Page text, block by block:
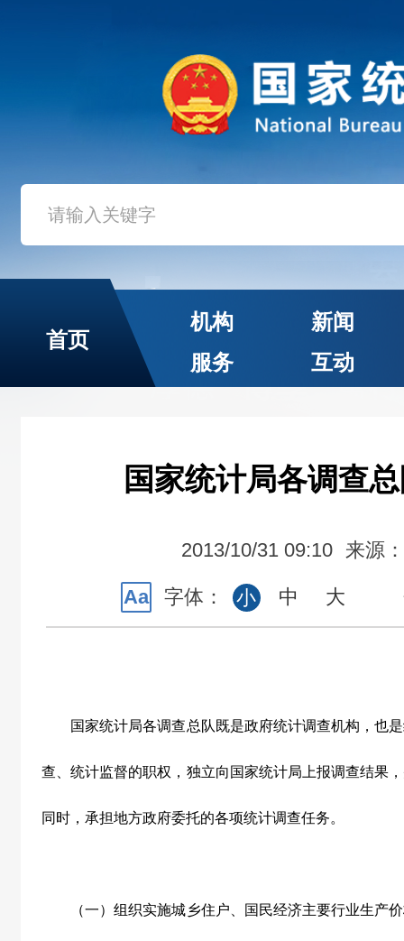
首页
机构
新闻
服务
互动
国家统计局各调查
2013/10/31 09:10 来源
Aa 字体： 小 中 大
国家统计局各调查总队既是政府统计调查机构，也
查、统计监督的职权，独立向国家统计局上报调查结果
同时，承担地方政府委托的各项统计调查任务。
（一）组织实施城乡住户、国民经济主要行业生产